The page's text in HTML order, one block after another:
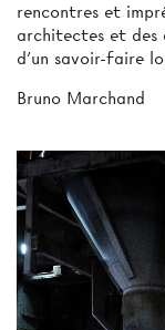
rencontres et
architectes et des
d’un savoir-faire
Bruno Marchand